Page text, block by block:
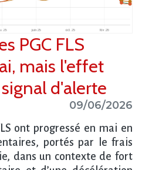
PGC FLS
mais l'effet
d'alerte
09/06/2026
ont progressé en mai en
portés par le frais
dans un contexte de fort